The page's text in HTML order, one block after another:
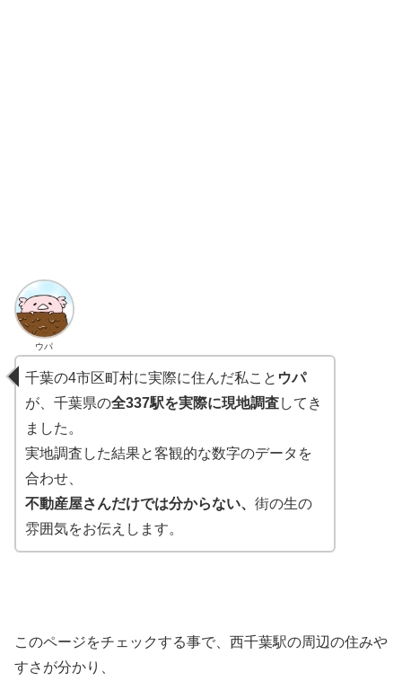
ウパ
千葉の4市区町村に実際に住んだ私こと ウパ
が、千葉県の全337駅を実際に現地調査してき
ました。
実地調査した結果と客観的な数字のデータを
合わせ、
不動産屋さんだけでは分からない、 街の生の
雰囲気をお伝えします。
このページをチェックする事で、西千葉駅の周辺の住みや
すさが分かり、